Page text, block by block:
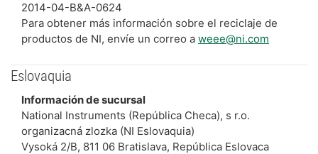
2014-04-B&A-0624
Para obtener más información sobre el reciclaje de
productos de NI, envíe un correo a weee@ni.com
Eslovaquia
Información de sucursal
National Instruments (República Checa), s r.o.
organizacná zlozka (NI Eslovaquia)
Vysoká 2/B, 811 06 Bratislava, República Eslovaca